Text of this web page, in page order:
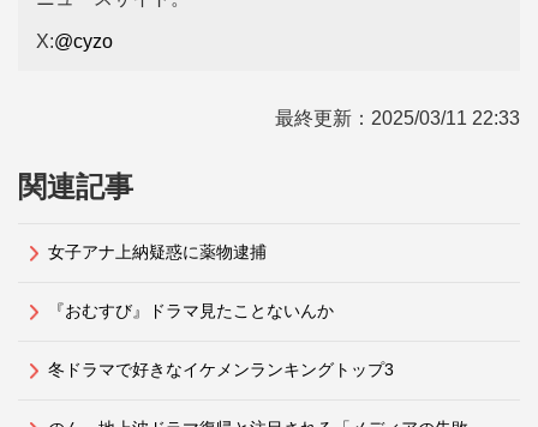
X:@cyzo
最終更新： 2025/03/11 22:33
関連記事
女子アナ上納疑惑に薬物逮捕
『おむすび』ドラマ見たことないんか
冬ドラマで好きなイケメンランキングトップ3